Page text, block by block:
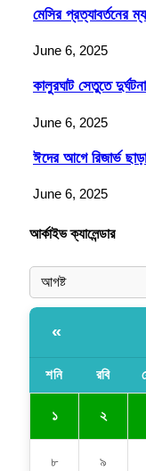
মেসির প্রত্যাবর্তনের
June 6, 2025
কালুরঘাট সেতুতে
June 6, 2025
ঈদের আগে রিজার্ভ
June 6, 2025
আর্কাইভ ক্যালেন্ডার
«
শনি রবি
১ ২
৮ ৯